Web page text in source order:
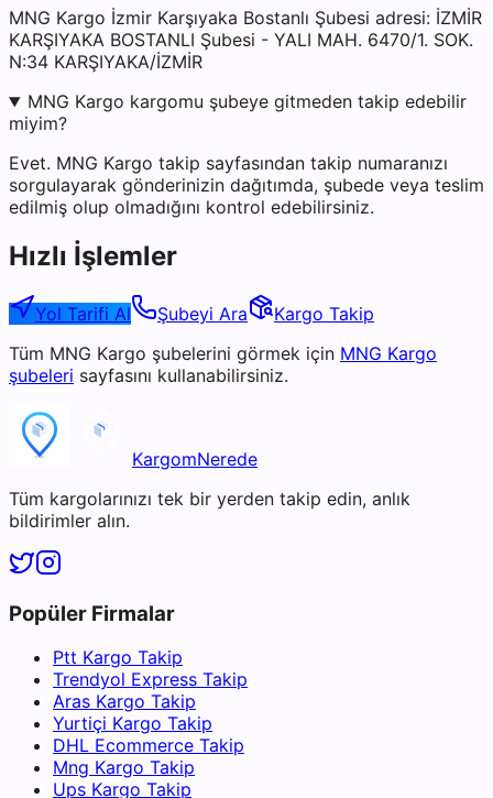
MNG Kargo İzmir Karşıyaka Bostanlı Şubesi adresi: İZMİR
KARŞIYAKA BOSTANLI Şubesi - YALI MAH. 6470/1. SOK.
N:34 KARŞIYAKA/İZMİR
MNG Kargo kargomu şubeye gitmeden takip edebilir
miyim?
Evet. MNG Kargo takip sayfasından takip numaranızı
sorgulayarak gönderinizin dağıtımda, şubede veya teslim
edilmiş olup olmadığını kontrol edebilirsiniz.
Hızlı İşlemler
Yol Tarifi Al Şubeyi Ara
Kargo Takip
Tüm MNG Kargo şubelerini görmek için MNG Kargo
şubeleri sayfasını kullanabilirsiniz.
KargomNerede
Tüm kargolarınızı tek bir yerden takip edin, anlık
bildirimler alın.
Popüler Firmalar
Ptt Kargo Takip
Trendyol Express Takip
Aras Kargo Takip
Yurtiçi Kargo Takip
DHL Ecommerce Takip
Mng Kargo Takip
Ups Kargo Takip